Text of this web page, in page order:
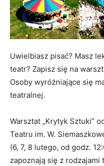
Uwielbiasz pisać? Masz
teatr? Zapisz się na
Osoby wyróżniające się
teatralnej.
Warsztat „Krytyk Sztuki”
Teatru im. W.
(6, 7, 8 lutego, od godz.
zapoznają się z